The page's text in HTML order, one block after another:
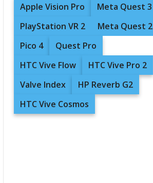
Apple Vision Pro
Meta Quest 3
PlayStation VR 2
Meta Quest 2
Pico 4
Quest Pro
HTC Vive Flow
HTC Vive Pro 2
Valve Index
HP Reverb G2
HTC Vive Cosmos